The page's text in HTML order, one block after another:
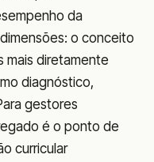
da
o conceito
mais diretamente
diagnóstico,
gestores
é o ponto de
curricular